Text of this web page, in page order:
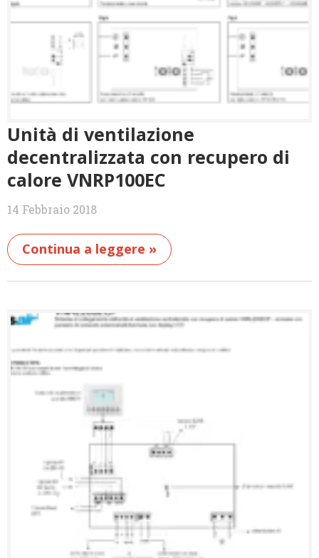
Unità di ventilazione
decentralizzata con recupero di
calore VNRP100EC
14 Febbraio 2018
Continua a leggere »